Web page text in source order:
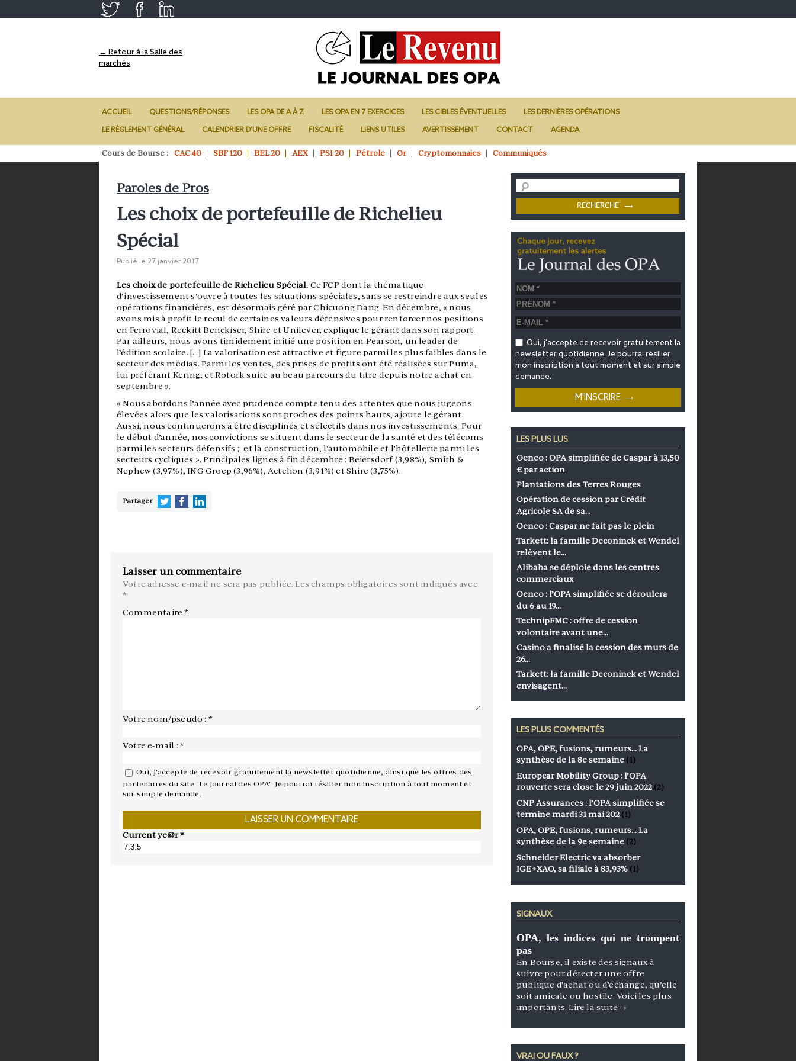
← Retour à la Salle des
marchés
ACCUEIL QUESTIONS/RÉPONSES LES OPA DE A À Z LES OPA EN 7 EXERCICES LES CIBLES ÉVENTUELLES LES DERNIÈRES OPÉRATIONS
LE RÈGLEMENT GÉNÉRAL CALENDRIER D’UNE OFFRE FISCALITÉ LIENS UTILES AVERTISSEMENT CONTACT AGENDA
Cours de Bourse : CAC 40 SBF 120 BEL 20 AEX PSI 20 Pétrole Or Cryptomonnaies Communiqués
Paroles de Pros
Les choix de portefeuille de Richelieu
Spécial
Publié le 27 janvier 2017
Les choix de portefeuille de Richelieu Spécial. Ce FCP dont la thématique
d’investissement s’ouvre à toutes les situations spéciales, sans se restreindre aux seules
opérations financières, est désormais géré par Chicuong Dang. En décembre, « nous
avons mis à profit le recul de certaines valeurs défensives pour renforcer nos positions
en Ferrovial, Reckitt Benckiser, Shire et Unilever, explique le gérant dans son rapport.
Par ailleurs, nous avons timidement initié une position en Pearson, un leader de
l’édition scolaire. […] La valorisation est attractive et figure parmi les plus faibles dans le
secteur des médias. Parmi les ventes, des prises de profits ont été réalisées sur Puma,
lui préférant Kering, et Rotork suite au beau parcours du titre depuis notre achat en
septembre ».
« Nous abordons l’année avec prudence compte tenu des attentes que nous jugeons
élevées alors que les valorisations sont proches des points hauts, ajoute le gérant.
Aussi, nous continuerons à être disciplinés et sélectifs dans nos investissements. Pour
le début d’année, nos convictions se situent dans le secteur de la santé et des télécoms
parmi les secteurs défensifs ; et la construction, l’automobile et l’hôtellerie parmi les
secteurs cycliques ». Principales lignes à fin décembre : Beiersdorf (3,98%), Smith &
Nephew (3,97%), ING Groep (3,96%), Actelion (3,91%) et Shire (3,75%).
Partager
Laisser un commentaire
Votre adresse e-mail ne sera pas publiée. Les champs obligatoires sont indiqués avec
*
Commentaire*
Votre nom/pseudo : *
Votre e-mail : *
Oui, j'accepte de recevoir gratuitement la newsletter quotidienne, ainsi que les offres des
partenaires du site "Le Journal des OPA". Je pourrai résilier mon inscription à tout moment et
sur simple demande.
Current ye@r*
Oui, j'accepte de recevoir gratuitement la
newsletter quotidienne. Je pourrai résilier
mon inscription à tout moment et sur simple
demande.
LES PLUS LUS
Oeneo : OPA simplifiée de Caspar à 13,50
€ par action
Plantations des Terres Rouges
Opération de cession par Crédit
Agricole SA de sa…
Oeneo : Caspar ne fait pas le plein
Tarkett: la famille Deconinck et Wendel
relèvent le…
Alibaba se déploie dans les centres
commerciaux
Oeneo : l’OPA simplifiée se déroulera
du 6 au 19…
TechnipFMC : offre de cession
volontaire avant une…
Casino a finalisé la cession des murs de
26…
Tarkett: la famille Deconinck et Wendel
envisagent…
LES PLUS COMMENTÉS
OPA, OPE, fusions, rumeurs… La
synthèse de la 8e semaine (1)
Europcar Mobility Group : l’OPA
rouverte sera close le 29 juin 2022 (2)
CNP Assurances : l’OPA simplifiée se
termine mardi 31 mai 202 (1)
OPA, OPE, fusions, rumeurs… La
synthèse de la 9e semaine (2)
Schneider Electric va absorber
IGE+XAO, sa filiale à 83,93% (1)
SIGNAUX
OPA, les indices qui ne trompent
pas
En Bourse, il existe des signaux à
suivre pour détecter une offre
publique d’achat ou d’échange, qu’elle
soit amicale ou hostile. Voici les plus
importants.Lire la suite →
VRAI OU FAUX ?